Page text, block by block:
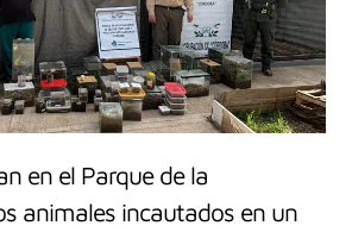
en el Parque de la
animales incautados en un